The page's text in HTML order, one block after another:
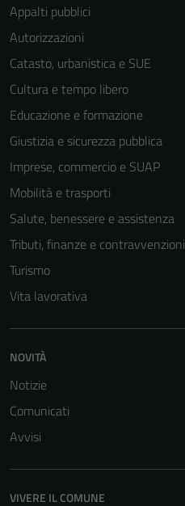
Appalti pubblici
Autorizzazioni
Catasto, urbanistica e SUE
Cultura e tempo libero
Educazione e formazione
Giustizia e sicurezza pubblica
Imprese, commercio e SUAP
Mobilità e trasporti
Salute, benessere e assistenza
Tributi, finanze e contravvenzioni
Turismo
Vita lavorativa
NOVITÀ
Notizie
Comunicati
Avvisi
VIVERE IL COMUNE